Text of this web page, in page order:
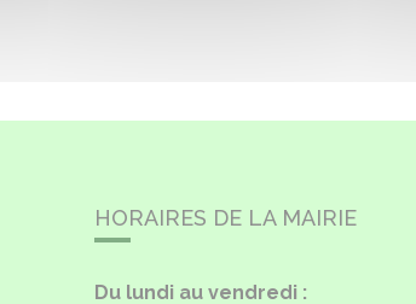
HORAIRES DE LA MAIRIE
Du lundi au vendredi :